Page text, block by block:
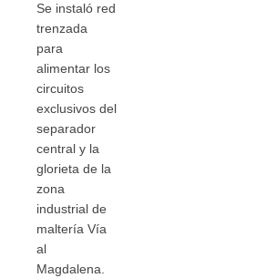
Se instaló red
trenzada
para
alimentar los
circuitos
exclusivos del
separador
central y la
glorieta de la
zona
industrial de
maltería Vía
al
Magdalena.